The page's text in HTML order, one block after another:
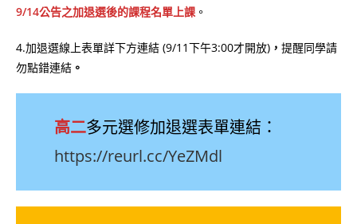
9/14公告之加退選後的課程名單上課 。
4.加退選線上表單詳下方連結 (9/11下午3:00才開放) ， 提醒同學請
勿點錯連結 。
高二多元選修加退選表單連結：
https://reurl.cc/YeZMdl